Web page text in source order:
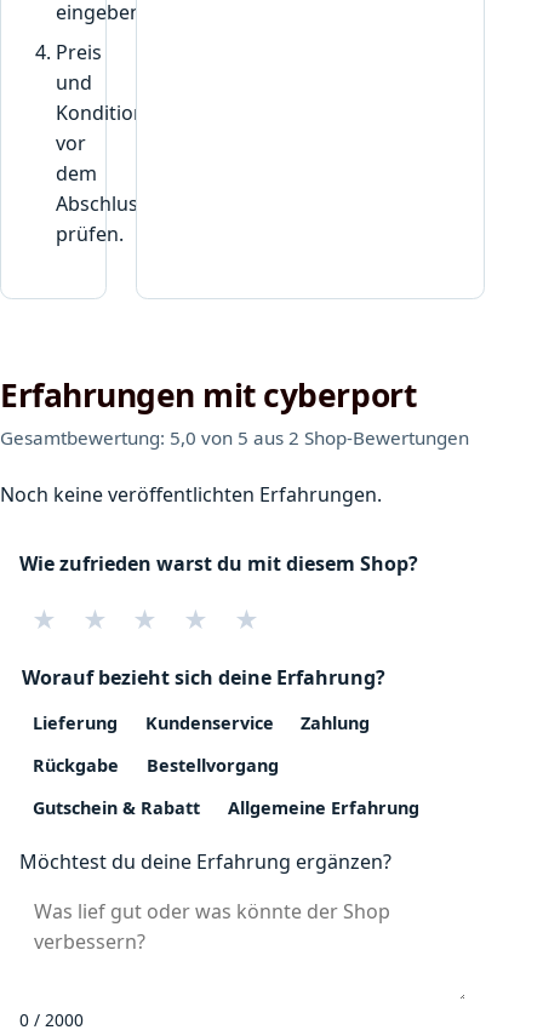
eingeben.
Preis
und
Konditionen
vor
dem
Abschluss
prüfen.
Erfahrungen mit cyberport
Gesamtbewertung: 5,0 von 5 aus 2 Shop-Bewertungen
Noch keine veröffentlichten Erfahrungen.
Wie zufrieden warst du mit diesem Shop?
★ ★ ★ ★ ★
Worauf bezieht sich deine Erfahrung?
Lieferung Kundenservice
Zahlung
Rückgabe
Bestellvorgang
Gutschein & Rabatt
Allgemeine Erfahrung
Möchtest du deine Erfahrung ergänzen?
0 / 2000